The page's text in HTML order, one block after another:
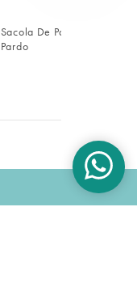
Sacola De Papel
Pardo